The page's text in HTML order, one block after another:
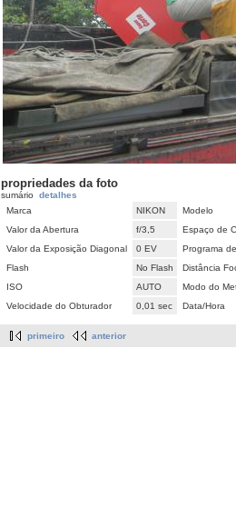
propriedades da foto
sumário detalhes
Marca
NIKON
Modelo
Valor da Abertura
f/3,5
Espaço de
Valor da Exposição Diagonal
0 EV
Programa
Flash
No Flash
Distância
ISO
AUTO
Modo do
Velocidade do Obturador
0,01 sec Data/Hora
primeiro anterior